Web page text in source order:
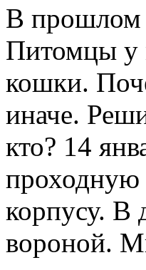
В прошлом
Питомцы у
кошки.
иначе.
кто? 14
проходную
корпусу. В
вороной.